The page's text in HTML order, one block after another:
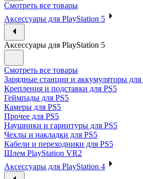
Смотреть все товары
Аксессуары для PlayStation 5
Аксессуары для PlayStation 5
Смотреть все товары
Зарядные станции и аккумуляторы для
Крепления и подставки для PS5
Геймпады для PS5
Камеры для PS5
Прочее для PS5
Наушники и гарнитуры для PS5
Чехлы и накладки для PS5
Кабели и переходники для PS5
Шлем PlayStation VR2
Аксессуары для PlayStation 4